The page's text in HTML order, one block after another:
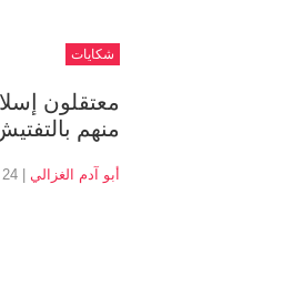
شكايات
منهم
أبو آدم الغزالي